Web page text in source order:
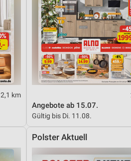
2,1 km
Angebote ab 15.07.
Gültig bis Di. 11.08.
Polster Aktuell